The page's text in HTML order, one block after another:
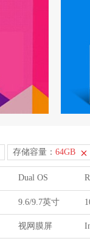
存储容量： 64GB
Dual OS
9.6/9.7英寸
视网膜屏